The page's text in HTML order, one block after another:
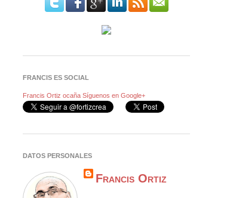
FRANCIS ES SOCIAL
Francis Ortiz ocaña Síguenos en Google+
DATOS PERSONALES
Francis Ortiz